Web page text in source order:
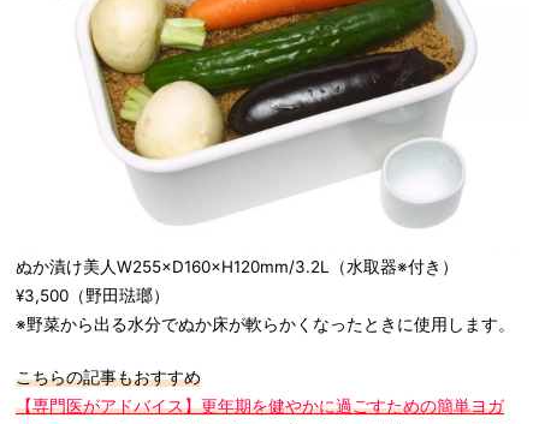
ぬか漬け美人W255×D160×H120mm/3.2L（水取器※付き）
¥3,500（野田琺瑯）
※野菜から出る水分でぬか床が軟らかくなったときに使用します。
こちらの記事もおすすめ
【専門医がアドバイス】更年期を健やかに過ごすための簡単ヨガ